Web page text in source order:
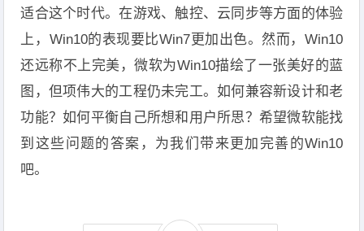
适合这个时代。在游戏、触控、云同步等方面的体验
上，Win10的表现要比Win7更加出色。然而，Win10
还远称不上完美，微软为Win10描绘了一张美好的蓝
图，但项伟大的工程仍未完工。如何兼容新设计和老
功能？如何平衡自己所想和用户所思？希望微软能找
到这些问题的答案，为我们带来更加完善的Win10
吧。